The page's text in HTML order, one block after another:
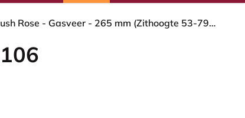
HÅG Capisco 8106 - Steelcut Trio 3 (Kvadrat) - Wol / Polyamide - STT645 - Dusty red - Framekleur - Blush Rose - Gasveer - 265 mm (Zithoogte 53-79cm) - Vloercontact - Zachte wielen t.b.v. harde vloeren - Voetenring - Nee, geen voetenring - Voetster - Ja...